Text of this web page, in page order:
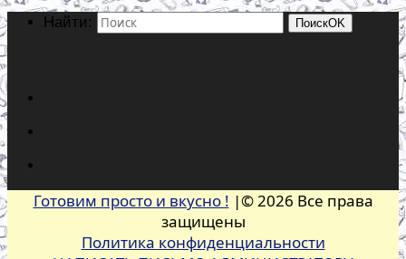
Найти: ПоискOK
Готовим просто и вкусно ! |© 2026 Все права
защищены
Политика конфиденциальности